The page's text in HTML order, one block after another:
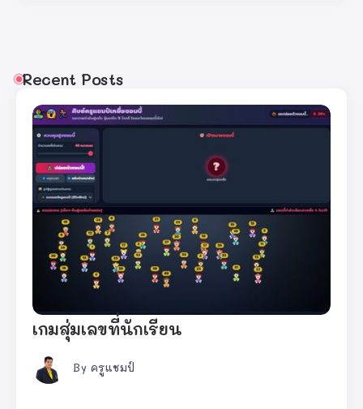
Recent Posts
เกมสุ่มเลขที่นักเรียน
By ครูแชมป์